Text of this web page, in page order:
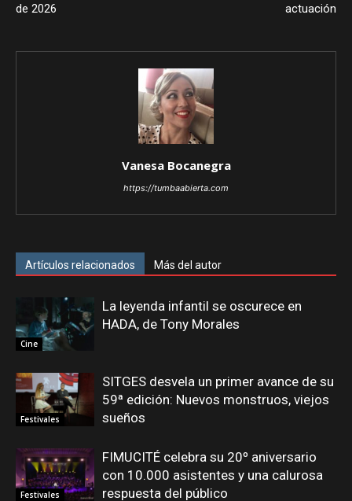
de 2026
actuación
Vanesa Bocanegra
https://tumbaabierta.com
Artículos relacionados Más del autor
Cine
La leyenda infantil se oscurece en
HADA, de Tony Morales
Festivales
SITGES desvela un primer avance de su
59ª edición: Nuevos monstruos, viejos
sueños
Festivales
FIMUCITÉ celebra su 20º aniversario
con 10.000 asistentes y una calurosa
respuesta del público